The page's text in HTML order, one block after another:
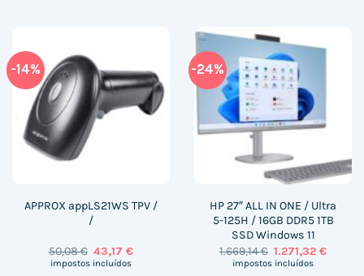
-14%
APPROX appLS21WS TPV /
/
50,08€ O
preço
43,17€O
impostos incluídos
-24%
HP 27″ ALL IN ONE / Ultra
5-125H / 16GB DDR5 1TB
SSD Windows 11
1.669,14€ O
preço
1.271,32€O
impostos incluídos